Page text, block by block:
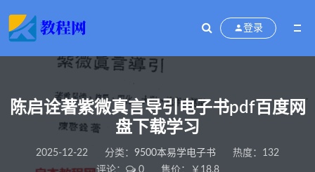
登录
陈启诠著紫微真言导引电子书pdf百度网
盘下载学习
2025-12-22 分类： 9500本易学电子书
热度：132
评论：
0 售价：￥18.8